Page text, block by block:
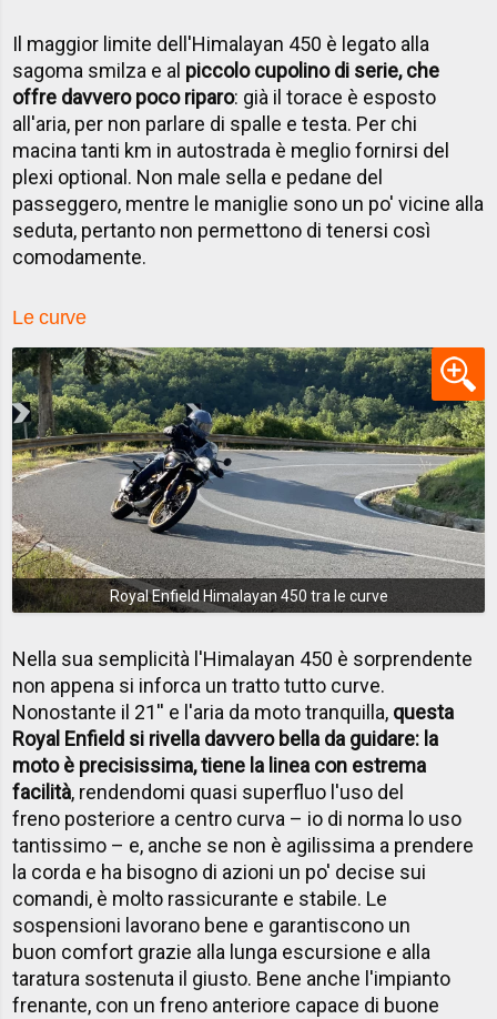
Il maggior limite dell'Himalayan 450 è legato alla
sagoma smilza e al piccolo cupolino di serie, che
offre davvero poco riparo: già il torace è esposto
all'aria, per non parlare di spalle e testa. Per chi
macina tanti km in autostrada è meglio fornirsi del
plexi optional. Non male sella e pedane del
passeggero, mentre le maniglie sono un po' vicine alla
seduta, pertanto non permettono di tenersi così
comodamente.
Le curve
Royal Enfield Himalayan 450 tra le curve
Nella sua semplicità l'Himalayan 450 è sorprendente
non appena si inforca un tratto tutto curve.
Nonostante il 21'' e l'aria da moto tranquilla, questa
Royal Enfield si rivella davvero bella da guidare: la
moto è precisissima, tiene la linea con estrema
facilità, rendendomi quasi superfluo l'uso del
freno posteriore a centro curva – io di norma lo uso
tantissimo – e, anche se non è agilissima a prendere
la corda e ha bisogno di azioni un po' decise sui
comandi, è molto rassicurante e stabile. Le
sospensioni lavorano bene e garantiscono un
buon comfort grazie alla lunga escursione e alla
taratura sostenuta il giusto. Bene anche l'impianto
frenante, con un freno anteriore capace di buone